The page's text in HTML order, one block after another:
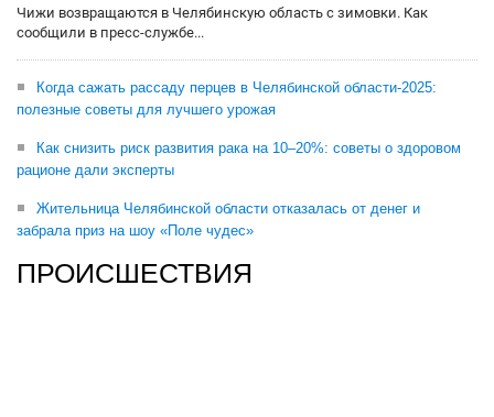
Чижи возвращаются в Челябинскую область с зимовки. Как
сообщили в пресс-службе...
Когда сажать рассаду перцев в Челябинской области-2025:
полезные советы для лучшего урожая
Как снизить риск развития рака на 10–20%: советы о здоровом
рационе дали эксперты
Жительница Челябинской области отказалась от денег и
забрала приз на шоу «Поле чудес»
ПРОИСШЕСТВИЯ